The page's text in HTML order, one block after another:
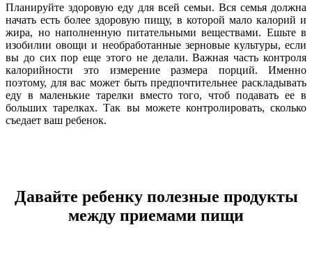
Планируйте здоровую еду для всей семьи. Вся семья должна
начать есть более здоровую пищу, в которой мало калорий и
жира, но наполненную питательными веществами. Ешьте в
изобилии овощи и необработанные зерновые культуры, если
вы до сих пор еще этого не делали. Важная часть контроля
калорийности это измерение размера порций. Именно
поэтому, для вас может быть предпочтительнее раскладывать
еду в маленькие тарелки вместо того, чтоб подавать ее в
больших тарелках. Так вы можете контролировать, сколько
съедает ваш ребенок.
Давайте ребенку полезные продукты
между приемами пищи